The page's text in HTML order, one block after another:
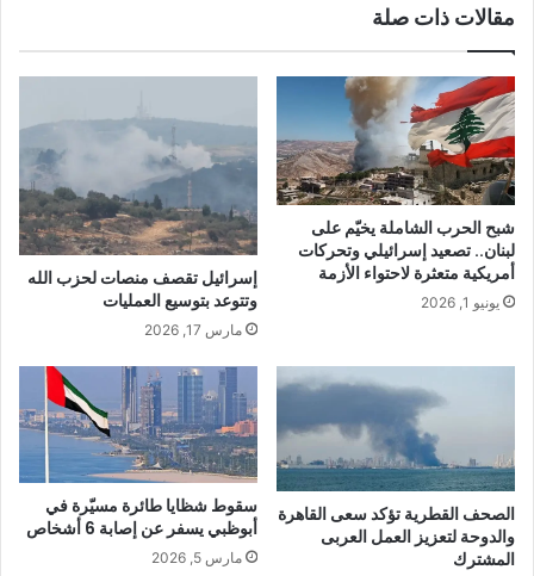
مقالات ذات صلة
شبح الحرب الشاملة يخيّم على
لبنان.. تصعيد إسرائيلي وتحركات
أمريكية متعثرة لاحتواء الأزمة
يونيو 1, 2026
إسرائيل تقصف منصات لحزب الله
وتتوعد بتوسيع العمليات
مارس 17, 2026
الصحف القطرية تؤكد سعى القاهرة
والدوحة لتعزيز العمل العربى
المشترك
سقوط شظايا طائرة مسيّرة في
أبوظبي يسفر عن إصابة 6 أشخاص
مارس 5, 2026